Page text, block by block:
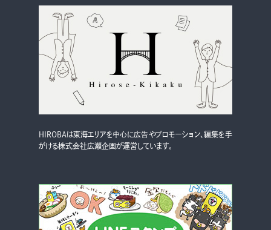
検索する
CLOSE
HIROBAは東海エリアを中心に広告やプロモーション、編集を手
がける株式会社広瀬企画が運営しています。